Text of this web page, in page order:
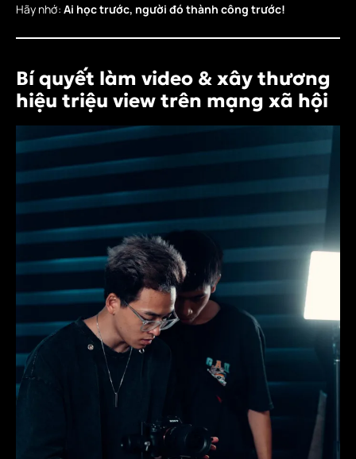
Hãy nhớ: Ai học trước, người đó thành công trước!
Bí quyết làm video & xây thương
hiệu triệu view trên mạng xã hội